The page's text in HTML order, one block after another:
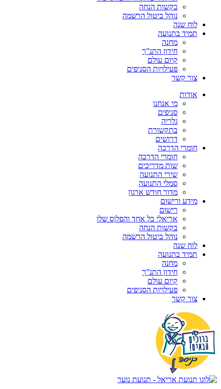
בקשות הנחה
נוהל ביטול הרשמה
לוח שנה
תמיד בתנועה
מחנה
חידון התנ”ך
קיום עולם
פעילויות הסניפים
צור קשר
אודות
מי אנחנו
סניפים
גלריה
בתקשורת
דרושים
חומרי הדרכה
חומרי הדרכה
שות מדריכים
שירי התנועה
סמלי התנועה
מדור חודש ארגון
מידע ורישום
רישום
אריאלי כל אחד והפלוס שלו
בקשות הנחה
נוהל ביטול הרשמה
לוח שנה
תמיד בתנועה
מחנה
חידון התנ”ך
קיום עולם
פעילויות הסניפים
צור קשר